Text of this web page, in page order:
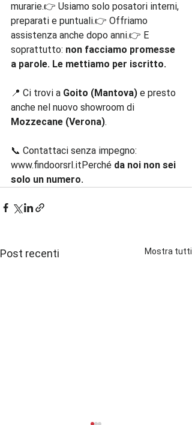
murarie.👉 Usiamo solo posatori interni,
preparati e puntuali.👉 Offriamo
assistenza anche dopo anni.👉 E
soprattutto: non facciamo promesse
a parole. Le mettiamo per iscritto.
📍 Ci trovi a Goito (Mantova) e presto
anche nel nuovo showroom di
Mozzecane (Verona).
📞 Contattaci senza impegno:
www.findoorsrl.itPerché da noi non sei
solo un numero.
Post recenti Mostra tutti